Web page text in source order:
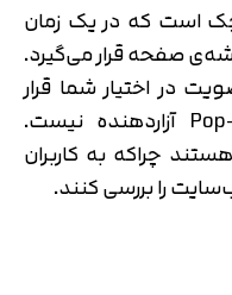
است که در یک زمان
صفحه قرار می‌گیرد.
در اختیار شما قرار
دهد و به‌اندازه‌ی پنجره‌ی Pop-up آزاردهنده نیست.
چراکه به کاربران
را بررسی کنند.